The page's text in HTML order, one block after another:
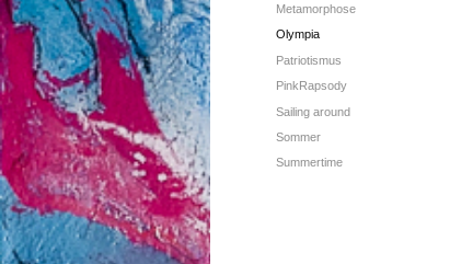
Metamorphose
Olympia
Patriotismus
PinkRapsody
Sailing around
Sommer
Summertime